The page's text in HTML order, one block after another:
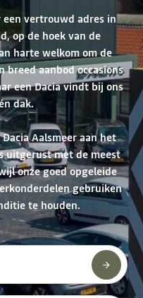
een vertrouwd adres in
op de hoek van de
harte welkom om de
breed aanbod occasions
een Dacia vindt bij ons
dak.
Aalsmeer aan het
uitgerust met de meest
onze goed opgeleide
gebruiken
te houden.